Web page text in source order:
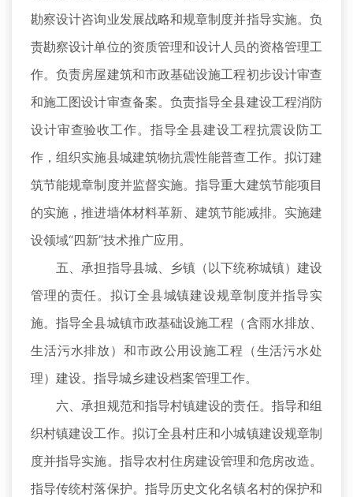
勘察设计咨询业发展战略和规章制度并指导实施。负
责勘察设计单位的资质管理和设计人员的资格管理工
作。负责房屋建筑和市政基础设施工程初步设计审查
和施工图设计审查备案。负责指导全县建设工程消防
设计审查验收工作。指导全县建设工程抗震设防工
作，组织实施县城建筑物抗震性能普查工作。拟订建
筑节能规章制度并监督实施。指导重大建筑节能项目
的实施，推进墙体材料革新、建筑节能减排。实施建
设领域“四新”技术推广应用。
五、承担指导县城、乡镇（以下统称城镇）建设
管理的责任。拟订全县城镇建设规章制度并指导实
施。指导全县城镇市政基础设施工程（含雨水排放、
生活污水排放）和市政公用设施工程（生活污水处
理）建设。指导城乡建设档案管理工作。
六、承担规范和指导村镇建设的责任。指导和组
织村镇建设工作。拟订全县村庄和小城镇建设规章制
度并指导实施。指导农村住房建设管理和危房改造。
指导传统村落保护。指导历史文化名镇名村的保护和